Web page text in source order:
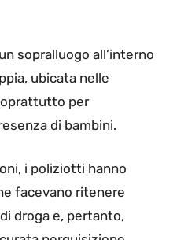
sopralluogo all’interno
ubicata nelle
per
di bambini.
i poliziotti hanno
facevano ritenere
droga e, pertanto,